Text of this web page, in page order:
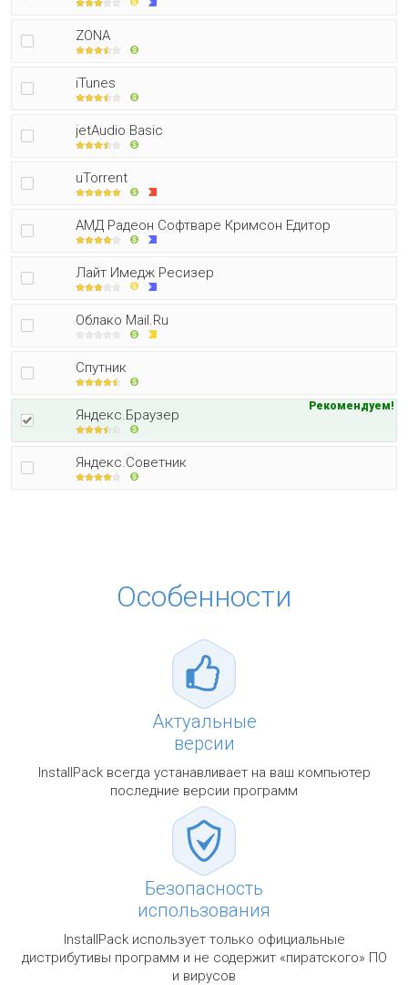
ZONA
iTunes
jetAudio Basic
uTorrent
АМД Радеон Софтваре Кримсон Едитор
Лайт Имедж Ресизер
Облако Mail.Ru
Спутник
Яндекс.Браузер
Рекомендуем!
Яндекс.Советник
Особенности
Актуальные
версии
InstallPack всегда устанавливает на ваш компьютер
последние версии программ
Безопасность
использования
InstallPack использует только официальные
дистрибутивы программ и не содержит «пиратского» ПО
и вирусов